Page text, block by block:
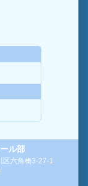
ル部
六角橋3-27-1